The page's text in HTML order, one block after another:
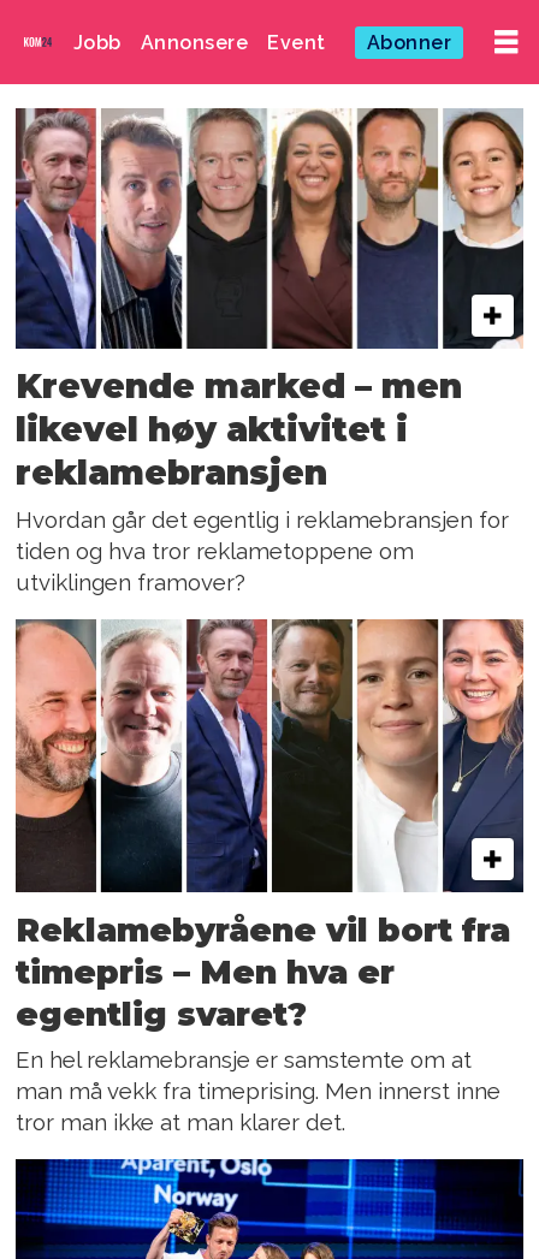
Jobb Annonsere Event Abonner
Emne:
kenneth
pedersen
Krevende marked – men
likevel høy aktivitet i
reklamebransjen
Hvordan går det egentlig i reklamebransjen for
tiden og hva tror reklametoppene om
utviklingen framover?
Reklamebyråene vil bort fra
timepris – Men hva er
egentlig svaret?
En hel reklamebransje er samstemte om at
man må vekk fra timeprising. Men innerst inne
tror man ikke at man klarer det.